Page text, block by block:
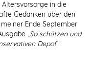
in die
Gedanken über den
Ende September
„So schützen und
Depot“